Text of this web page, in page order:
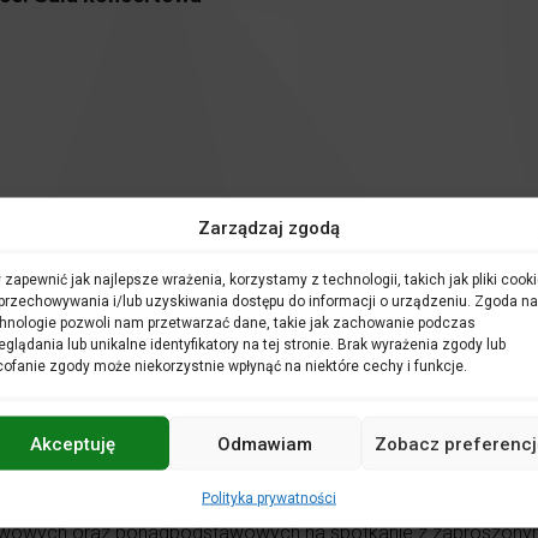
Zarządzaj zgodą
zapewnić jak najlepsze wrażenia, korzystamy z technologii, takich jak pliki
i/lub uzyskiwania dostępu do informacji o urządzeniu. Zgoda
pozwoli nam przetwarzać dane, takie jak zachowanie podczas
lub unikalne identyfikatory na tej stronie. Brak wyrażenia zgody lub
zgody może niekorzystnie wpłynąć na niektóre cechy i funkcje.
Akceptuję Odmawiam Zobacz
Polityka prywatności
zwykłym dniem pracy. W tym czasie odbywa się
wieczornym koncertem.
procesie kreowania sztuki. Zobaczyć, a przede wszystkim
te dają możliwość poznania tajników pracy orkiestry
artystami.
spotkanie pogadanką nt. prezentowanego podczas
jest integralną częścią otwartej próby generalnej.
się próba z orkiestrą. Program zaprezentowany podczas
z orkiestrą. Dyrygent również ustala dokładny czas
oraz ponadpodstawowych na spotkanie z